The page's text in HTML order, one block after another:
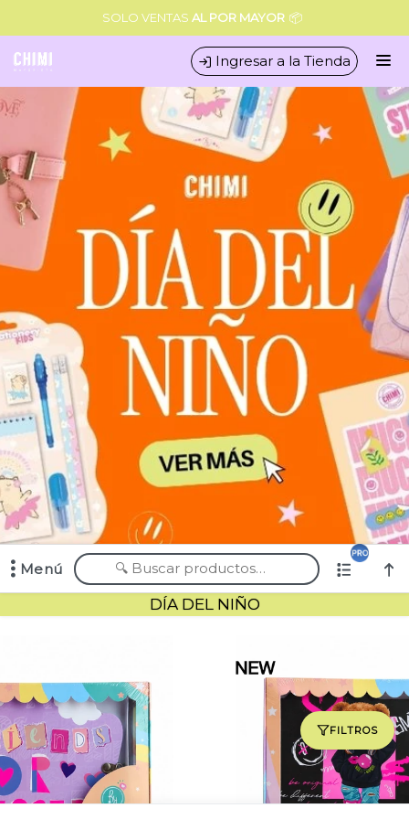
SOLO VENTAS AL POR MAYOR 📦
Ingresar a la Tienda
CÓMO COMPRAR
QUIÉNES SOMOS
CONDICIONES COMERCIALES
MINORISTA
Menú
Comprá online productos de en CHIMI MAYORISTA
FILTROS
DÍA DEL NIÑO